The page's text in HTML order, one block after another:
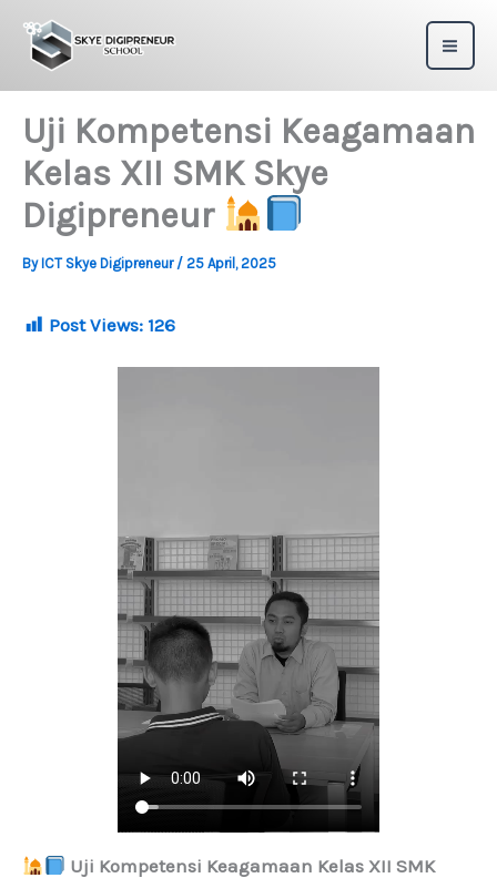
content
Uji Kompetensi Keagamaan
Kelas XII SMK Skye
Digipreneur
By ICT Skye Digipreneur / 25 April, 2025
Post Views: 126
Uji Kompetensi Keagamaan Kelas XII SMK